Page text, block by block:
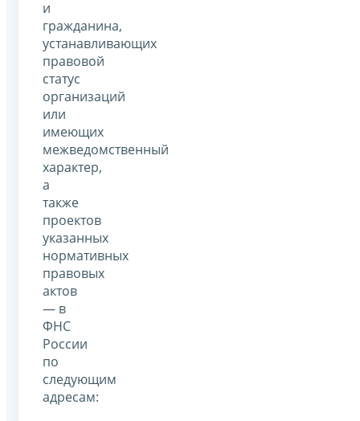
и
гражданина,
устанавливающих
правовой
статус
организаций
или
имеющих
межведомственный
характер,
а
также
проектов
указанных
нормативных
правовых
актов
— в
ФНС
России
по
следующим
адресам: